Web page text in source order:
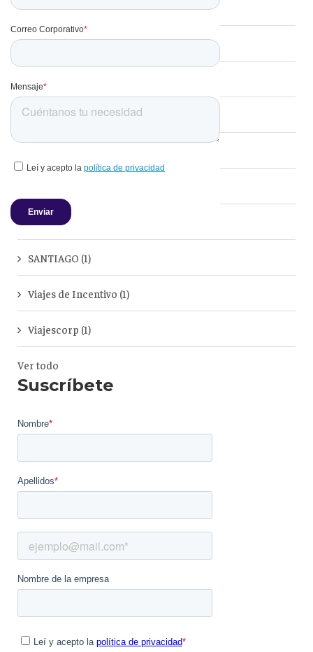
Grupos y Eventos(15)
Viajes Corporativos(11)
Chile(1)
Minería(1)
SANTIAGO (1)
Viajes de Incentivo (1)
Viajescorp (1)
Ver todo
Suscríbete